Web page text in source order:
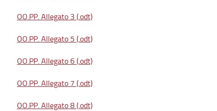
OO.PP. Allegato 3 (.odt)
OO.PP. Allegato 5 (.odt)
OO.PP. Allegato 6 (.odt)
OO.PP. Allegato 7 (.odt)
OO.PP. Allegato 8 (.odt)